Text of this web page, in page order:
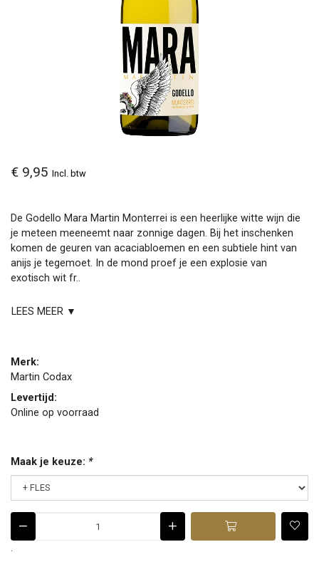
€ 9,95 Incl. btw
De Godello Mara Martin Monterrei is een heerlijke witte wijn die
je meteen meeneemt naar zonnige dagen. Bij het inschenken
komen de geuren van acaciabloemen en een subtiele hint van
anijs je tegemoet. In de mond proef je een explosie van
exotisch wit fr..
LEES MEER ▼
Merk:
Martin Codax
Levertijd:
Online op voorraad
Maak je keuze: *
.